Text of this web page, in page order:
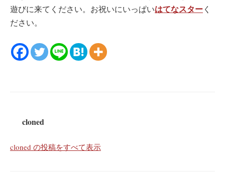
遊びに来てください。お祝いにいっぱいはてなスターく
ださい。
cloned
cloned の投稿をすべて表示